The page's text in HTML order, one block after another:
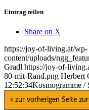
Eintrag teilen
Share on X
https://joy-of-living.at/wp-
content/uploads/
Gradl https://joy-of-
80-mit-Rand.png Herbert
12:52:34Kosmogramme /
« zur vorherigen Seite